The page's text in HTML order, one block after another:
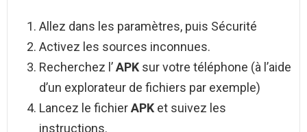
Allez dans les paramètres, puis Sécurité
Activez les sources inconnues.
Recherchez l’APK sur votre téléphone (à l’aide
d’un explorateur de fichiers par exemple)
Lancez le fichierAPK et suivez les
instructions.